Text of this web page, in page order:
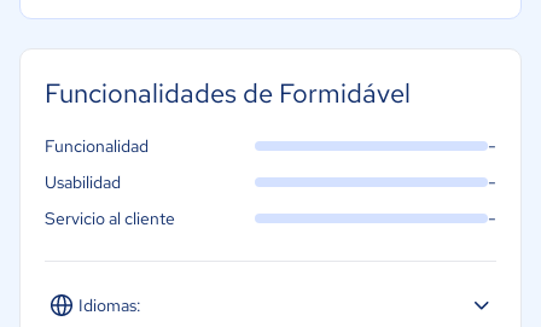
Panel de dibujo
Funcionalidades de Formidável
Idiomas:
Funcionalidad -
Usabilidad -
Servicio al cliente -